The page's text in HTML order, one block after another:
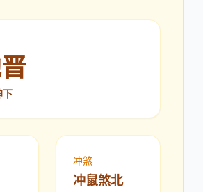
下
冲煞
冲鼠煞北